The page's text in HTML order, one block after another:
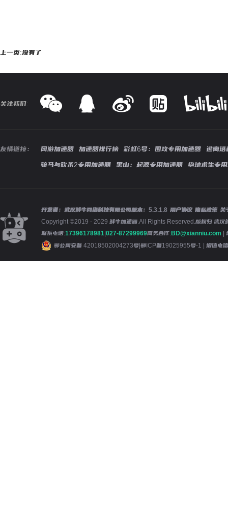
上一页:没有了
关注我们:
友情链接： 网游加速器 加速器排行榜 彩虹6号：围攻专用加速器
逃离塔
骑马与砍杀2专用加速器
黑山：起源专用加速器 绝地求生专
开发者：武汉鲜牛网络科技有限公司版本： 5.3.1.8 用户协议 隐私政策 关
Copyright ©2019 - 2029 鲜牛加速器.All Rights Reserved.版权归 武汉
联系电话:17396178981 027-87299969商务合作:BD@xianniu.com |
鄂公网安备 42018502004273号 鄂ICP备19025955号-1 | 增值电